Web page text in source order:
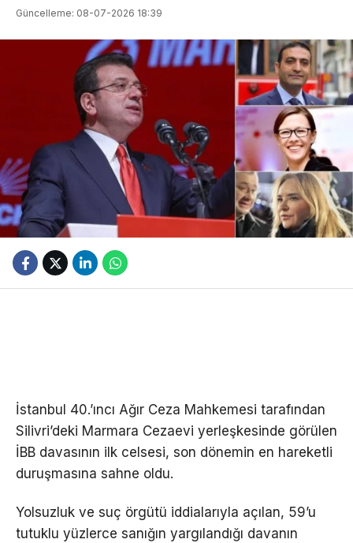
Güncelleme: 08-07-2026 18:39
İstanbul 40.’ıncı Ağır Ceza Mahkemesi tarafından
Silivri’deki Marmara Cezaevi yerleşkesinde görülen
İBB davasının ilk celsesi, son dönemin en hareketli
duruşmasına sahne oldu.
Yolsuzluk ve suç örgütü iddialarıyla açılan, 59’u
tutuklu yüzlerce sanığın yargılandığı davanın